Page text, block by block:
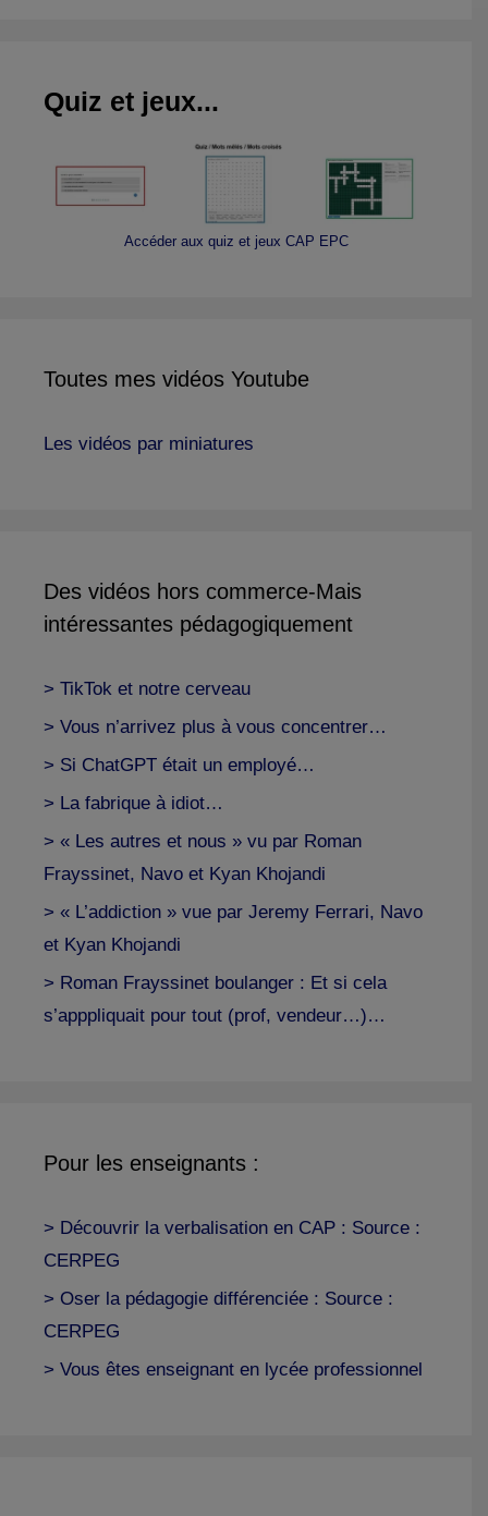
Quiz et jeux...
Accéder aux quiz et jeux CAP EPC
Toutes mes vidéos Youtube
Les vidéos par miniatures
Des vidéos hors commerce-Mais
intéressantes pédagogiquement
> TikTok et notre cerveau
> Vous n’arrivez plus à vous concentrer…
> Si ChatGPT était un employé…
> La fabrique à idiot…
> « Les autres et nous » vu par Roman
Frayssinet, Navo et Kyan Khojandi
> « L’addiction » vue par Jeremy Ferrari, Navo
et Kyan Khojandi
> Roman Frayssinet boulanger : Et si cela
s’apppliquait pour tout (prof, vendeur…)…
Pour les enseignants :
> Découvrir la verbalisation en CAP : Source :
CERPEG
> Oser la pédagogie différenciée : Source :
CERPEG
> Vous êtes enseignant en lycée professionnel